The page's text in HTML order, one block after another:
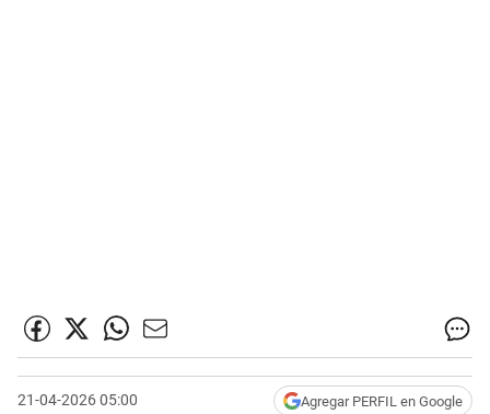
21-04-2026 05:00 Agregar PERFIL en Google